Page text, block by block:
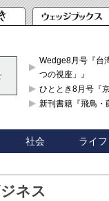
Wedge8月号『台
つの視座」』
ひととき8月号『
新刊書籍『飛鳥・
社会 ライフ
ネス